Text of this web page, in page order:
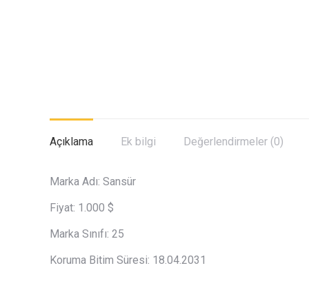
Açıklama Ek bilgi Değerlendirmeler (0)
Marka Adı: Sansür
Fiyat: 1.000 $
Marka Sınıfı: 25
Koruma Bitim Süresi: 18.04.2031